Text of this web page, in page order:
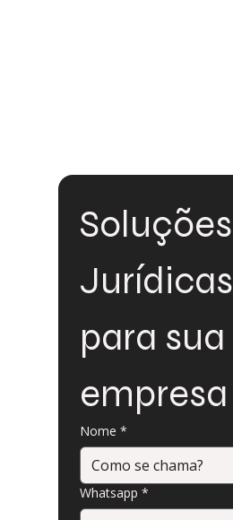
Soluções
Jurídicas
para sua
empresa
Nome *
Whatsapp *